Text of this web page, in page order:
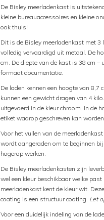
De Bisley meerladenkast is
kleine bureauaccessoires en kleine
ook thuis!
Dit is de Bisley meerladenkast met
volledig vervaardigd uit metaal. De
cm. De diepte van de kast is 38 cm
formaat documentatie.
De laden kennen een hoogte van
kunnen een gewicht dragen van 4
uitgevoerd in de kleur chroom. In de
etiket waarop geschreven kan
Voor het vullen van de
wordt aangeraden om te beginnen
hogerop werken.
De Bisley meerladenkasten zijn
wel een kleur beschikbaar welke
meerladenkast kent de kleur wit.
coating is een structuur coating. Let
Voor een duidelijk indeling van de